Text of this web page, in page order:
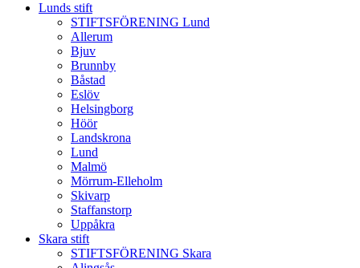
Lunds stift
STIFTSFÖRENING Lund
Allerum
Bjuv
Brunnby
Båstad
Eslöv
Helsingborg
Höör
Landskrona
Lund
Malmö
Mörrum-Elleholm
Skivarp
Staffanstorp
Uppåkra
Skara stift
STIFTSFÖRENING Skara